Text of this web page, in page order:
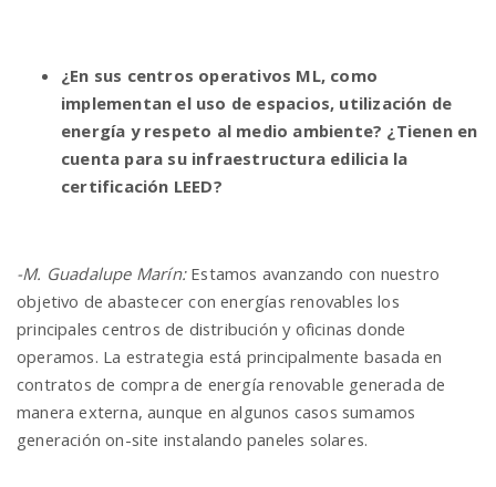
¿En sus centros operativos ML, como
implementan el uso de espacios, utilización de
energía y respeto al medio ambiente? ¿Tienen en
cuenta para su infraestructura edilicia la
certificación LEED?
-M. Guadalupe Marín: Estamos avanzando con nuestro
objetivo de abastecer con energías renovables los
principales centros de distribución y oficinas donde
operamos. La estrategia está principalmente basada en
contratos de compra de energía renovable generada de
manera externa, aunque en algunos casos sumamos
generación on-site instalando paneles solares.